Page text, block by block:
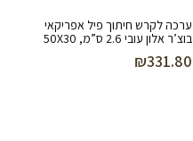
ערכה לקרש חיתוך פיל אפריקאי
בוצ’ר אלון עובי 2.6 ס”מ, 50X30
₪331.80